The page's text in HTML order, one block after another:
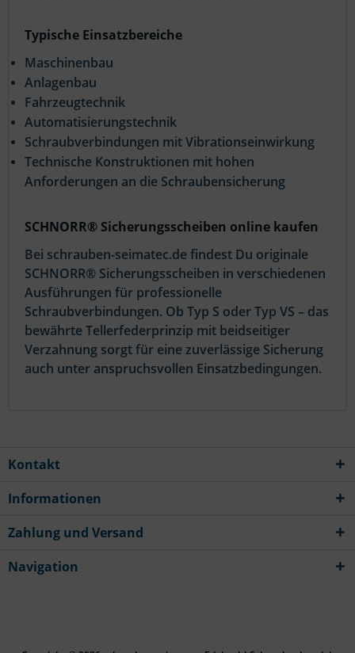
Typische Einsatzbereiche
Maschinenbau
Anlagenbau
Fahrzeugtechnik
Automatisierungstechnik
Schraubverbindungen mit Vibrationseinwirkung
Technische Konstruktionen mit hohen
Anforderungen an die Schraubensicherung
SCHNORR® Sicherungsscheiben online kaufen
Bei schrauben-seimatec.de findest Du originale
SCHNORR® Sicherungsscheiben in verschiedenen
Ausführungen für professionelle
Schraubverbindungen. Ob Typ S oder Typ VS – das
bewährte Tellerfederprinzip mit beidseitiger
Verzahnung sorgt für eine zuverlässige Sicherung
auch unter anspruchsvollen Einsatzbedingungen.
Kontakt
Informationen
Zahlung und Versand
Navigation